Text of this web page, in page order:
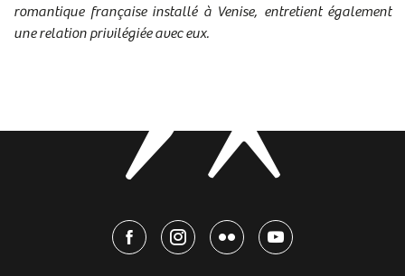
romantique française installé à Venise, entretient également
une relation privilégiée avec eux.